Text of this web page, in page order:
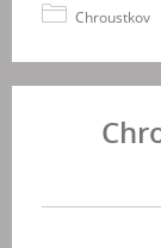
Chroustkov